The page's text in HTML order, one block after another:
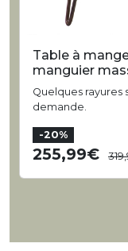
Table à
manguier
Quelques rayures
demande.
-20%
255,99